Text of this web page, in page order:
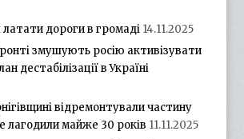
латати дороги в громаді 14.11.2025
змушують росію активізувати
дестабілізації в Україні
відремонтували частину
лагодили майже 30 років 11.11.2025